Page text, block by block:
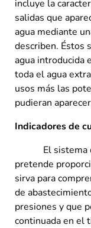
incluye la
salidas que
agua mediante
describen. Éstos
agua introducida
toda el agua
usos más las
pudieran
Indicadores de
El sistema de
pretende
sirva para
de
presiones y que
continuada en el